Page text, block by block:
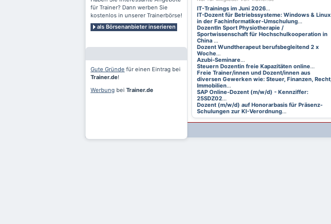
für Trainer? Dann werben Sie
kostenlos in unserer Trainerbörse!
als Börsenanbieter inserieren
Gute Gründe für einen Eintrag bei
Trainer.de!
Werbung bei Trainer.de
IT-Trainings im Juni 2026...
IT-Dozent für Betriebssysteme: Windows & Linux
in der Fachinformatiker-Umschulung...
DozentIn Sport Physiotherapie /
Sportwissenschaft für Hochschulkooperation in
China ...
Dozent Wundtherapeut berufsbegleitend 2 x
Woche...
Azubi-Seminare...
Steuern Dozentin freie Kapazitäten online...
Freie Trainer/innen und Dozent/innen aus
diversen Gewerken wie: Steuer, Finanzen, Recht,
Immobilien...
SAP Online-Dozent (m/w/d) - Kennziffer:
25SDZ02...
Dozent (m/w/d) auf Honorarbasis für Präsenz-
Schulungen zur KI-Verordnung...